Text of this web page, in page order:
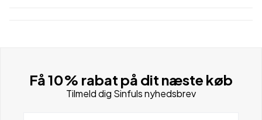
Få 10% rabat på dit næste køb
Tilmeld dig Sinfuls nyhedsbrev